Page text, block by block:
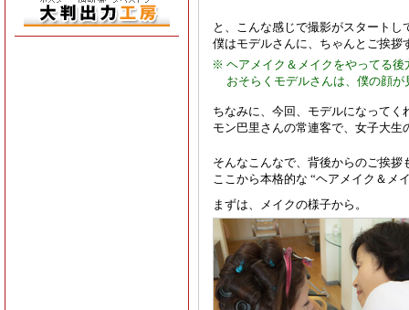
と、こんな感じで撮影がスタートし
僕はモデルさんに、ちゃんとご挨拶
※ ヘアメイク＆メイクをやってる
おそらくモデルさんは、僕の顔
ちなみに、今回、モデルになってく
モン巴里さんの常連客で、女子大生
そんなこんなで、背後からのご挨拶
ここから本格的な “ヘアメイク＆メ
まずは、メイクの様子から。